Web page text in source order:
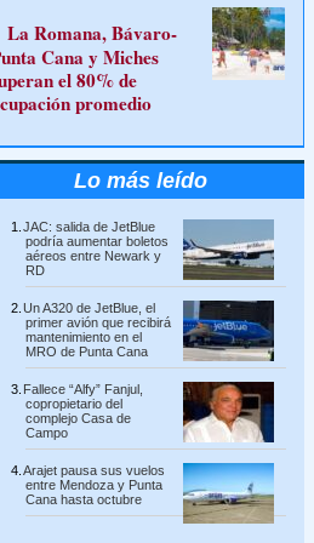
La Romana, Bávaro-
Cana y Miches
el 80% de
promedio
Lo más leído
JAC: salida de JetBlue
podría aumentar boletos
aéreos entre Newark y
RD
Un A320 de JetBlue, el
primer avión que recibirá
mantenimiento en el
MRO de Punta Cana
Fallece “Alfy” Fanjul,
copropietario del
complejo Casa de
Campo
Arajet pausa sus vuelos
entre Mendoza y Punta
Cana hasta octubre